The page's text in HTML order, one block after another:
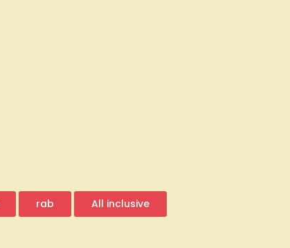
rab All inclusive